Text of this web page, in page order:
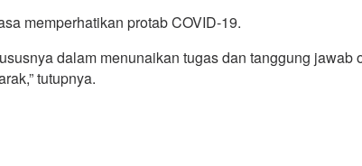
memperhatikan protab COVID-19.
dalam menunaikan tugas dan tanggung
tutupnya.